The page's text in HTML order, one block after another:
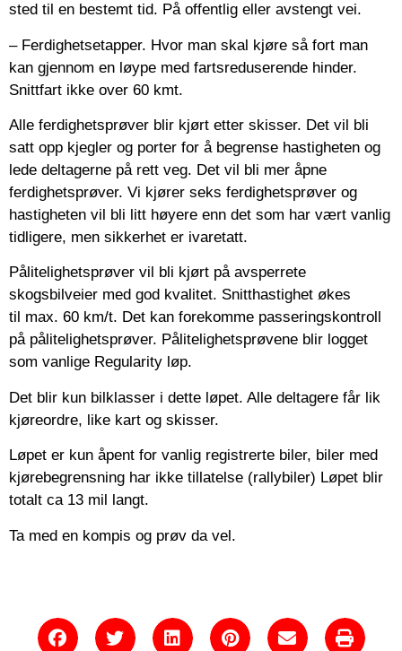
sted til en bestemt tid. På offentlig eller avstengt vei.
– Ferdighetsetapper. Hvor man skal kjøre så fort man
kan gjennom en løype med fartsreduserende hinder.
Snittfart ikke over 60 kmt.
Alle ferdighetsprøver blir kjørt etter skisser. Det vil bli
satt opp kjegler og porter for å begrense hastigheten og
lede deltagerne på rett veg. Det vil bli mer åpne
ferdighetsprøver. Vi kjører seks ferdighetsprøver og
hastigheten vil bli litt høyere enn det som har vært vanlig
tidligere, men sikkerhet er ivaretatt.
Pålitelighetsprøver vil bli kjørt på avsperrete
skogsbilveier med god kvalitet. Snitthastighet økes
til max. 60 km/t. Det kan forekomme passeringskontroll
på pålitelighetsprøver. Pålitelighetsprøvene blir logget
som vanlige Regularity løp.
Det blir kun bilklasser i dette løpet. Alle deltagere får lik
kjøreordre, like kart og skisser.
Løpet er kun åpent for vanlig registrerte biler, biler med
kjørebegrensning har ikke tillatelse (rallybiler) Løpet blir
totalt ca 13 mil langt.
Ta med en kompis og prøv da vel.